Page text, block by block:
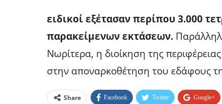
ειδικοί εξέτασαν περίπου 3.000
παρακείμενων εκτάσεων.
Νωρίτερα, η διοίκηση της
στην αποναρκοθέτηση του εδάφους
Share Facebook Twitter Google+